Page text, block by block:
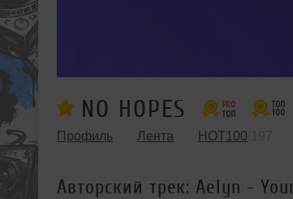
NO HOPES
Профиль Лента HOT100
Авторский трек: Aelyn -